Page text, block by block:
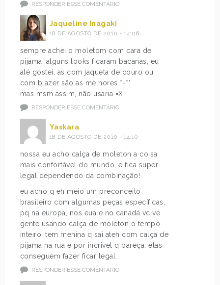
RESPONDER ESSE COMENTÁRIO
Jaqueline Inagaki
18 DE AGOSTO DE 2010 - 14:06
sempre achei o moletom com cara de
pijama, alguns looks ficaram bacanas, eu
até gostei. as com jaqueta de couro ou
com blazer são as melhores *-*’
mas msm assim, não usaria =X
RESPONDER ESSE COMENTÁRIO
Yaskara
18 DE AGOSTO DE 2010 - 14:10
nossa eu acho calça de moleton a coisa
mais confortável do mundo, e fica super
legal dependendo da combinação!
eu acho q eh meio um preconceito
brasileiro com algumas peças específicas,
pq na europa, nos eua e no canadá vc ve
gente usando calça de moleton o tempo
inteiro! tem menina q sai ateh com calça de
pijama na rua e por incrivel q pareça, elas
conseguem fazer ficar legal.
RESPONDER ESSE COMENTÁRIO